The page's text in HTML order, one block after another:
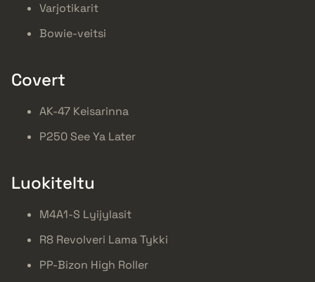
Varjotikarit
Bowie-veitsi
Covert
AK-47 Keisarinna
P250 See Ya Later
Luokiteltu
M4A1-S Lyijylasit
R8 Revolveri Lama Tykki
PP-Bizon High Roller